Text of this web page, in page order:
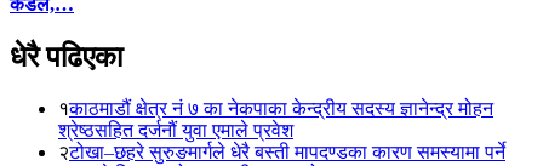
कंडेल,…
धेरै पढिएका
१काठमाडौं क्षेत्र नं ७ का नेकपाका केन्द्रीय सदस्य ज्ञानेन्द्र मोहन
श्रेष्ठसहित दर्जनौं युवा एमाले प्रवेश
२टोखा–छहरे सुरुङमार्गले धेरै बस्ती मापदण्डका कारण समस्यामा पर्ने